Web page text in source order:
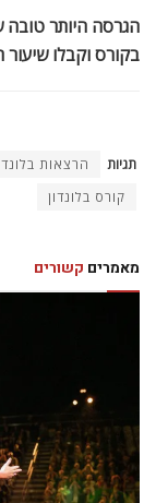
הגרסה היותר
בקורס וקבלו
תגיות הרצאות
קורס בלונדון
מאמרים קשורים